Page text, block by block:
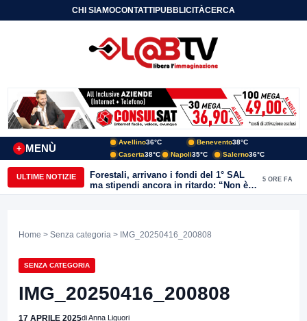
CHI SIAMOCONTATTIPUBBLICITÀCERCA
MENÙ
+
Avellino36°C Benevento38°C
Caserta38°C Napoli35°C Salerno36°C
ULTIME NOTIZIE
Forestali, arrivano i fondi del 1° SAL
ma stipendi ancora in ritardo: “Non è
più sostenibile”
5 ORE FA
Home > Senza categoria > IMG_20250416_200808
SENZA CATEGORIA
IMG_20250416_200808
17 APRILE 2025di Anna Liguori